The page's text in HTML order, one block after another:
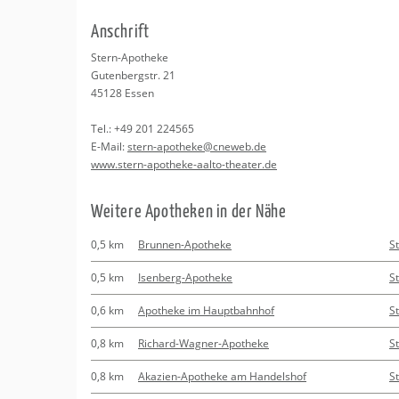
Beratung
Kurse
Regionale Tipps
An­schrift
Stern-Apo­the­ke
Gu­ten­berg­str. 21
45128 Essen
Tel.:+49 201 224565
E-Mail:stern-apo­the­ke@​cneweb.​de
www.​stern-​apotheke-​aalto-​theater.​de
Wei­te­re Apo­the­ken in der Nähe
0,5 km Brunnen-Apotheke
0,5 km Isenberg-Apotheke
0,6 km Apotheke im Hauptbahnhof
0,8 km Richard-Wagner-Apotheke
0,8 km Akazien-Apotheke am Handelshof